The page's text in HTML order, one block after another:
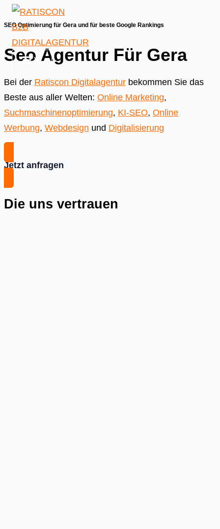
Skip
to
content
SEO Optimierung für Gera und für beste Google Rankings
Seo Agentur Für Gera
Bei der Ratiscon Digitalagentur bekommen Sie das
Beste aus aller Welten: Online Marketing,
Suchmaschinenoptimierung, KI-SEO, Online
Werbung, Webdesign und Digitalisierung
Jetzt anfragen
Die uns vertrauen